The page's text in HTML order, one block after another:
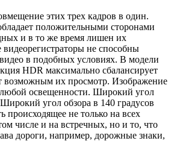
этих трех кадров в один.
положительными сторонами
и в то же время лишен их
не способны
видео в подобных условиях. В модели
HDR максимально сбалансирует
возможным их просмотр. Изображение
освещенности. Широкий угол
угол обзора в 140 градусов
происходящее не только на всех
числе и на встречных, но и то, что
дороги, например, дорожные знаки,